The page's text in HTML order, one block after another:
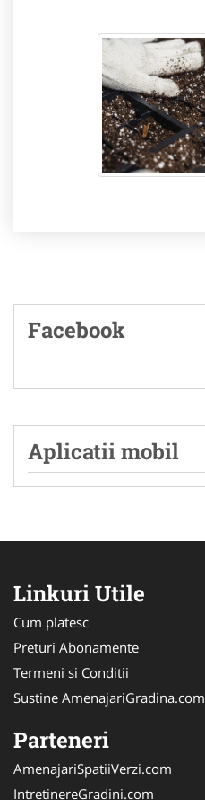
Facebook
Aplicatii mobil
Linkuri Utile
Cum platesc
Preturi Abonamente
Termeni si Conditii
Sustine AmenajariGradina.com
Parteneri
AmenajariSpatiiVerzi.com
IntretinereGradini.com